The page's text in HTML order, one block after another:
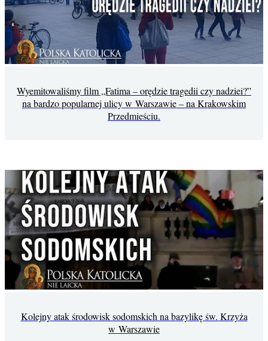
Wyemitowaliśmy film „Fatima – orędzie tragedii czy nadziei?”
na bardzo popularnej ulicy w Warszawie – na Krakowskim
Przedmieściu.
Kolejny atak środowisk sodomskich na bazylikę św. Krzyża
w Warszawie